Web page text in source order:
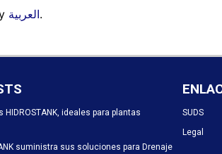
العربية.
ideales para plantas
suministra sus soluciones para Drenaje
SUDS
Legal